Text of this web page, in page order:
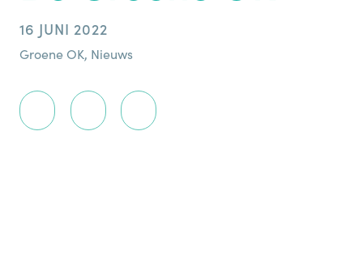
16 JUNI 2022
Groene OK, Nieuws